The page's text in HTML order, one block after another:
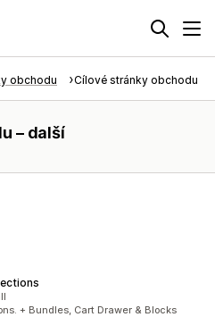
obchodu Cílové stránky obchodu –
– další
+ Bundles, Cart Drawer & Blocks